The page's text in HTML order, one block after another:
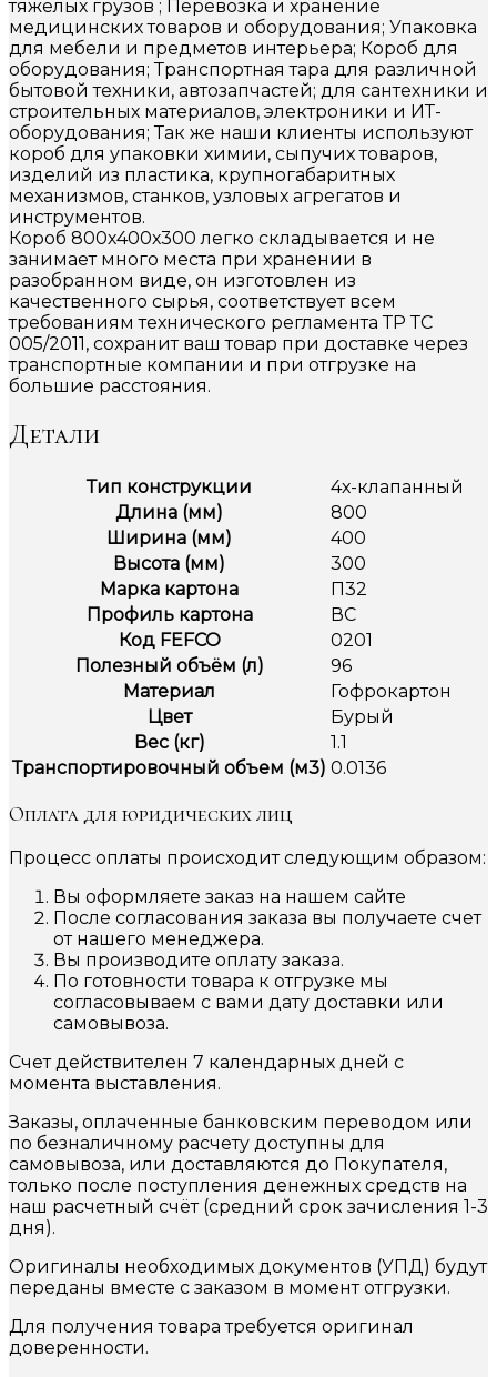
тяжёлых грузов ; Перевозка и хранение
медицинских товаров и оборудования; Упаковка
для мебели и предметов интерьера; Короб для
оборудования; Транспортная тара для различной
бытовой техники, автозапчастей; для сантехники и
строительных материалов, электроники и ИТ-
оборудования; Так же наши клиенты используют
короб для упаковки химии, сыпучих товаров,
изделий из пластика, крупногабаритных
механизмов, станков, узловых агрегатов и
инструментов.
Короб 800х400х300 легко складывается и не
занимает много места при хранении в
разобранном виде, он изготовлен из
качественного сырья, соответствует всем
требованиям технического регламента ТР ТС
005/2011, сохранит ваш товар при доставке через
транспортные компании и при отгрузке на
большие расстояния.
Детали
Тип конструкции
4х-клапанный
Длина (мм)
800
Ширина (мм)
400
Высота (мм)
300
Марка картона
П32
Профиль картона
ВС
Код FEFCO
0201
Полезный объём (л)
96
Материал
Гофрокартон
Цвет
Бурый
Вес (кг)
1.1
Транспортировочный объем (м3) 0.0136
Оплата для юридических лиц
Процесс оплаты происходит следующим образом:
Вы оформляете заказ на нашем сайте
После согласования заказа вы получаете счет
от нашего менеджера.
Вы производите оплату заказа.
По готовности товара к отгрузке мы
согласовываем с вами дату доставки или
самовывоза.
Счет действителен 7 календарных дней с
момента выставления.
Заказы, оплаченные банковским переводом или
по безналичному расчету доступны для
самовывоза, или доставляются до Покупателя,
только после поступления денежных средств на
наш расчетный счёт (средний срок зачисления 1-3
дня).
Оригиналы необходимых документов (УПД) будут
переданы вместе с заказом в момент отгрузки.
Для получения товара требуется оригинал
доверенности.